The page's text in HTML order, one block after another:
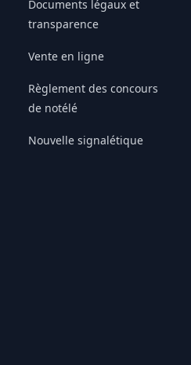
Documents légaux et
transparence
Vente en ligne
Règlement des concours
de notélé
Nouvelle signalétique